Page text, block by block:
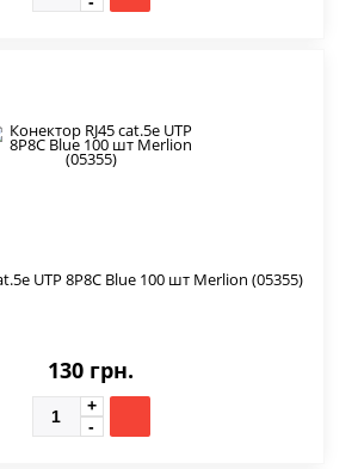
UTP 8P8C Blue 100 шт Merlion (05355)
130 грн.